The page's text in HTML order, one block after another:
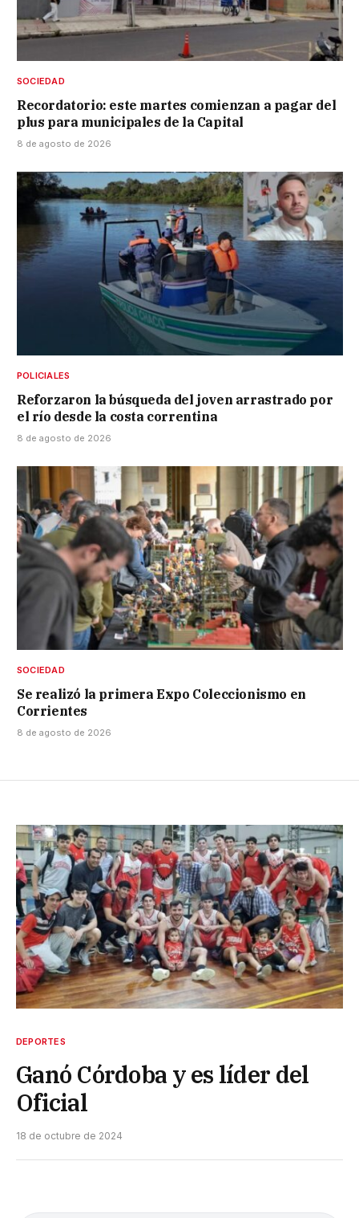
SOCIEDAD
Recordatorio: este martes comienzan a pagar del
plus para municipales de la Capital
8 de agosto de 2026
POLICIALES
Reforzaron la búsqueda del joven arrastrado por
el río desde la costa correntina
8 de agosto de 2026
SOCIEDAD
Se realizó la primera Expo Coleccionismo en
Corrientes
8 de agosto de 2026
DEPORTES
Ganó Córdoba y es líder del
Oficial
18 de octubre de 2024